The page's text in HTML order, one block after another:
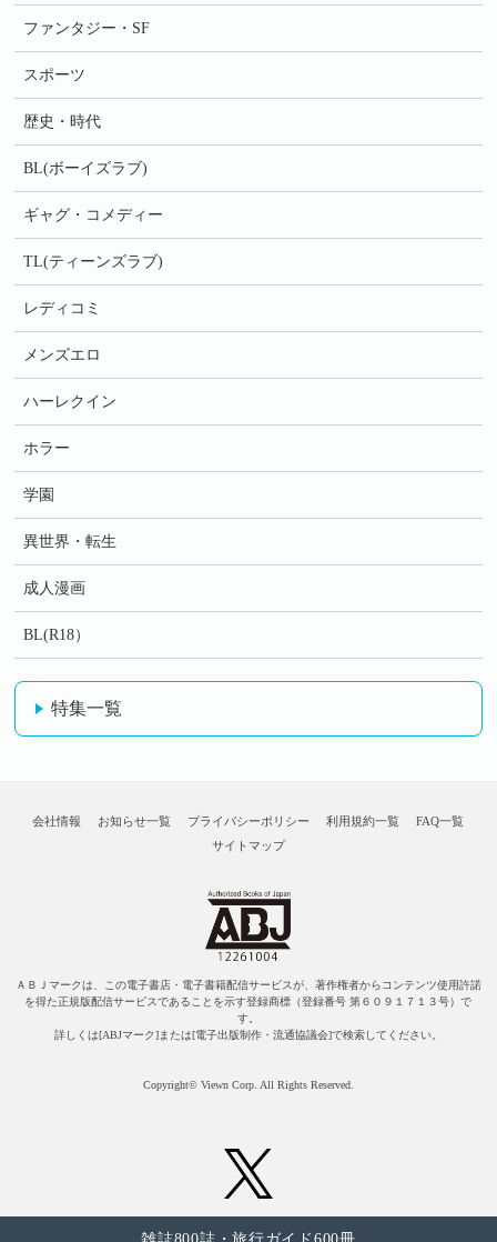
ファンタジー・SF
スポーツ
歴史・時代
BL(ボーイズラブ)
ギャグ・コメディー
TL(ティーンズラブ)
レディコミ
メンズエロ
ハーレクイン
ホラー
学園
異世界・転生
成人漫画
BL(R18）
特集一覧
会社情報 お知らせ一覧 プライバシーポリシー 利用規約一覧
FAQ一覧
サイトマップ
ＡＢＪマークは、この電子書店・電子書籍配信サービスが、著作権者からコンテンツ使用許諾
を得た正規版配信サービスであることを示す登録商標（登録番号 第６０９１７１３号）で
す。
詳しくは[ABJマーク]または[電子出版制作・流通協議会]で検索してください。
Copyright© Viewn Corp. All Rights Reserved.